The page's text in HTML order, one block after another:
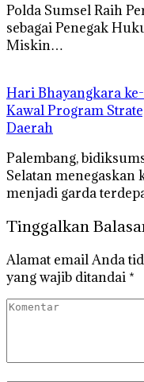
Polda Sumsel Raih
sebagai Penegak
Miskin…
Hari Bhayangkara
Kawal Program
Daerah
Palembang,
Selatan
menjadi garda
Tinggalkan
Alamat email Anda
yang wajib ditandai *